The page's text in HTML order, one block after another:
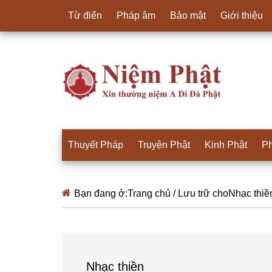
Từ điển Pháp âm Bảo mật Giới thiệu
Thuyết Pháp Truyện Phật Kinh Phật
Bạn đang ở:Trang chủ /Lưu trữ choNhạc
Nhạc thiền